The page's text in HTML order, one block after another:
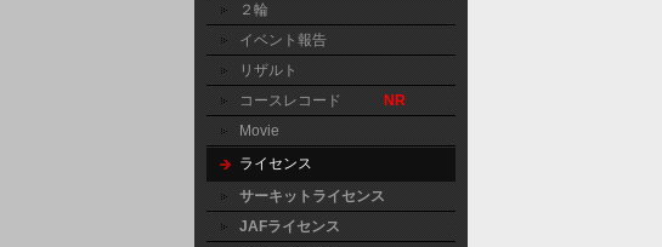
２輪
イベント報告
リザルト
コースレコード
NR
Movie
ライセンス
サーキットライセンス
JAFライセンス